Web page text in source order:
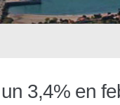
3,4% en